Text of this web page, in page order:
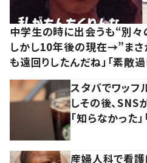
中学生の時に出会うも“別々
しかし10年後の現在→”まさ
も遠回りしたんだね」「素敵過
スタバでワッフ
しその後、
「知らなかった
産婦人科で看護